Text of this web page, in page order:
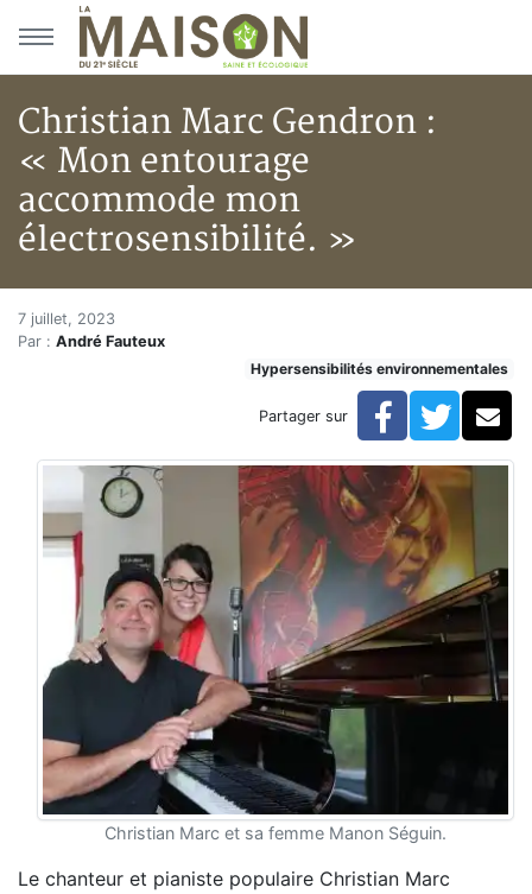
Aller au menu principal
Aller au contenu principal
Christian Marc Gendron :
« Mon entourage
accommode mon
électrosensibilité. »
Accueil
Articles
Christian Marc Gendron : « Mon entourage
Christian Marc Gendron : «
7 juillet, 2023
Par : André Fauteux
Hypersensibilités environnementales
Partager sur Facebook
Christian Marc et sa femme Manon Séguin.
Le chanteur et pianiste populaire Christian Marc